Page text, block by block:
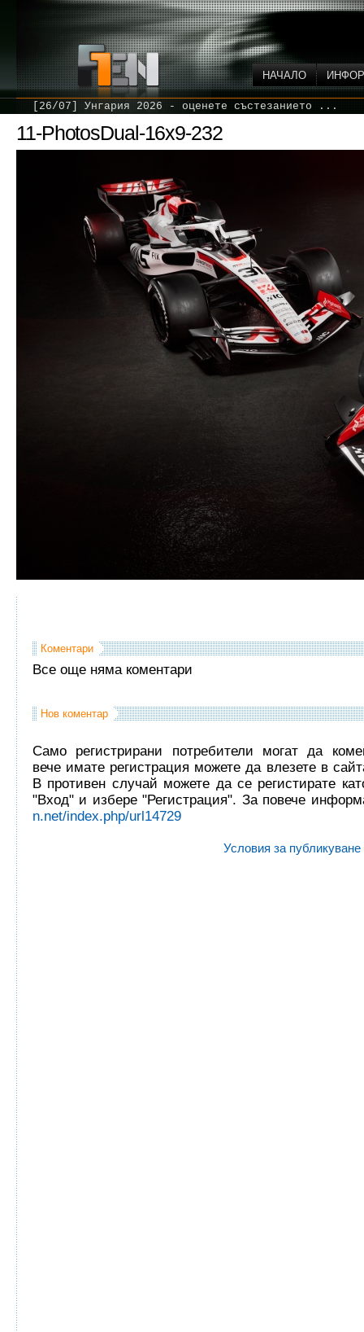
НАЧАЛО
[26/07] Унгария 2026 - оценете състезанието ...
11-PhotosDual-16x9-232
Коментари
Все още няма коментари
Нов коментар
Само регистрирани потребители могат да
вече имате регистрация можете да влезете в
В противен случай можете да се регистирате
"Вход" и избере "Регистрация". За повече
n.net/index.php/url14729
Условия за